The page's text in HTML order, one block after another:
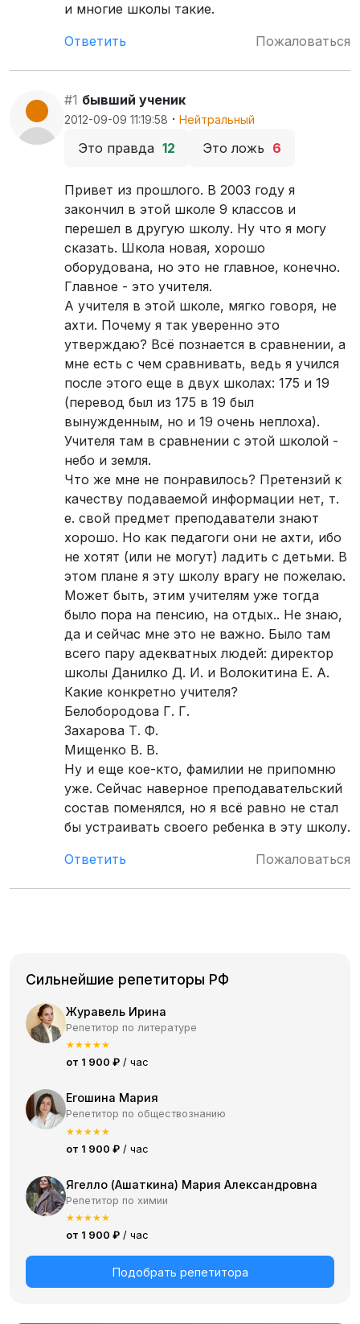
и многие школы такие.
Ответить
Пожаловаться
#1 бывший ученик
2012-09-09 11:19:58 · Нейтральный
Это правда 12 Это ложь 6
Привет из прошлого. В 2003 году я
закончил в этой школе 9 классов и
перешел в другую школу. Ну что я могу
сказать. Школа новая, хорошо
оборудована, но это не главное, конечно.
Главное - это учителя.
А учителя в этой школе, мягко говоря, не
ахти. Почему я так уверенно это
утверждаю? Всё познается в сравнении, а
мне есть с чем сравнивать, ведь я учился
после этого еще в двух школах: 175 и 19
(перевод был из 175 в 19 был
вынужденным, но и 19 очень неплоха).
Учителя там в сравнении с этой школой -
небо и земля.
Что же мне не понравилось? Претензий к
качеству подаваемой информации нет, т.
е. свой предмет преподаватели знают
хорошо. Но как педагоги они не ахти, ибо
не хотят (или не могут) ладить с детьми. В
этом плане я эту школу врагу не пожелаю.
Может быть, этим учителям уже тогда
было пора на пенсию, на отдых.. Не знаю,
да и сейчас мне это не важно. Было там
всего пару адекватных людей: директор
школы Данилко Д. И. и Волокитина Е. А.
Какие конкретно учителя?
Белобородова Г. Г.
Захарова Т. Ф.
Мищенко В. В.
Ну и еще кое-кто, фамилии не припомню
уже. Сейчас наверное преподавательский
состав поменялся, но я всё равно не стал
бы устраивать своего ребенка в эту школу.
Ответить
Пожаловаться
Сильнейшие репетиторы РФ
Журавель Ирина
Репетитор по литературе
★★★★★
от 1 900 ₽ / час
Егошина Мария
Репетитор по обществознанию
★★★★★
от 1 900 ₽ / час
Ягелло (Ашаткина) Мария Александровна
Репетитор по химии
★★★★★
от 1 900 ₽ / час
Подобрать репетитора